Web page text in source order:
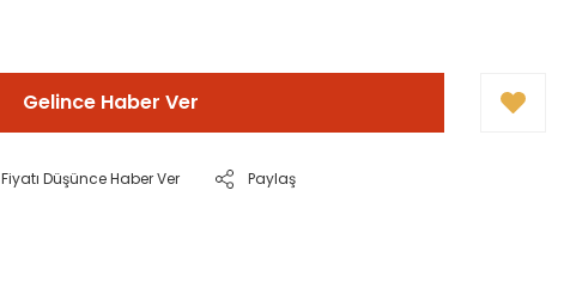
Gelince Haber Ver
Fiyatı Düşünce Haber Ver Paylaş